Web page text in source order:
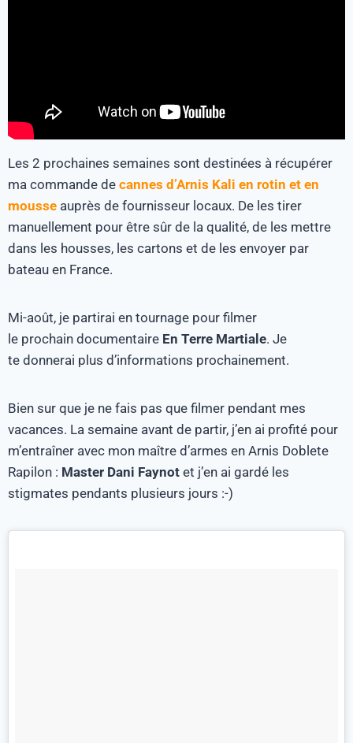
Les 2 prochaines semaines sont destinées à récupérer
ma commande de cannes d’Arnis Kali en rotin et en
mousse auprès de fournisseur locaux. De les tirer
manuellement pour être sûr de la qualité, de les mettre
dans les housses, les cartons et de les envoyer par
bateau en France.
Mi-août, je partirai en tournage pour filmer
le prochain documentaire En Terre Martiale. Je
te donnerai plus d’informations prochainement.
Bien sur que je ne fais pas que filmer pendant mes
vacances. La semaine avant de partir, j’en ai profité pour
m’entraîner avec mon maître d’armes en Arnis Doblete
Rapilon : Master Dani Faynot et j’en ai gardé les
stigmates pendants plusieurs jours :-)